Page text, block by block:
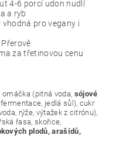
4-6 porcí udon nudlí
a ryb
pro vegany i
za třetinovou cenu
omáčka (pitná voda, sójové
jedlá sůl), cukr
rýže, výtažek z citrónu),
řasa, skořice,
plodů, arašídů,